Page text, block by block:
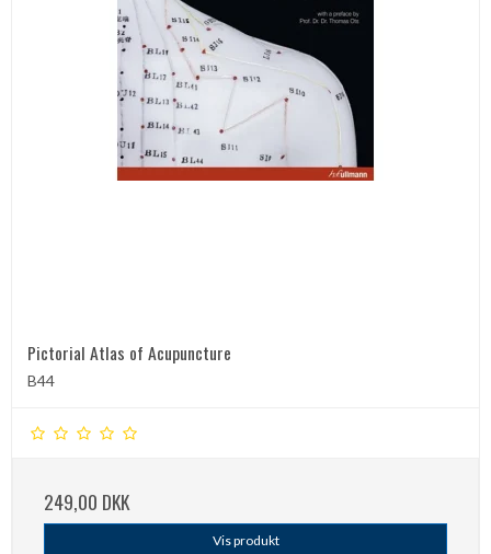
Pictorial Atlas of Acupuncture
B44
249,00 DKK
Vis produkt